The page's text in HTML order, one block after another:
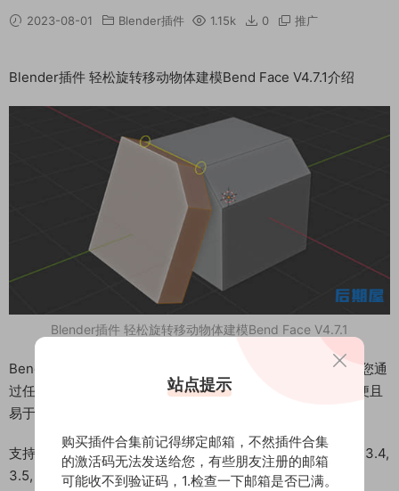
2023-08-01 Blender插件 1.15k 0 推广
Blender插件 轻松旋转移动物体建模Bend Face V4.7.1介绍
Blender插件 轻松旋转移动物体建模Bend Face V4.7.1
Bend Face是一个简单的
的工具。此工具允许您通
过任何边旋转或移动选定的面，甚至使用面法线。它非常方便且
易于使用。
支持 Blender 2.83, 2.9, 2.91, 2.92, 2.93, 3.0, 3.1, 3.2, 3.3, 3.4,
3.5, 3.6
站点提示
购买插件合集前记得绑定邮箱，不然插件合集
的激活码无法发送给您，有些朋友注册的邮箱
可能收不到验证码，1.检查一下邮箱是否已满。